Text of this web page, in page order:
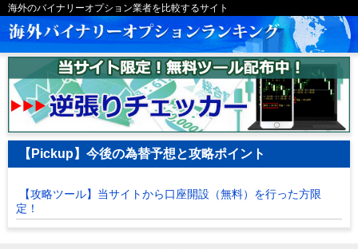
海外のバイナリーオプション業者を比較するサイト
【Pickup】今後の為替予想と攻略ポイント
【攻略ツール】当サイトから口座開設（無料）を行った方限
定！